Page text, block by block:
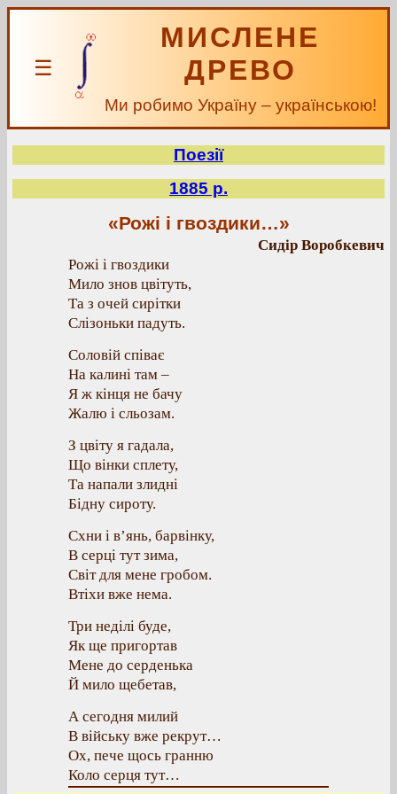
☰
МИСЛЕНЕ
ДРЕВО
Ми робимо Україну – українською!
Поезії
1885 р.
«Рожі і гвоздики…»
Сидір Воробкевич
Рожі і гвоздики
Мило знов цвітуть,
Та з очей сирітки
Слізоньки падуть.
Соловій співає
На калині там –
Я ж кінця не бачу
Жалю і сльозам.
З цвіту я гадала,
Що вінки сплету,
Та напали злидні
Бідну сироту.
Схни і в’янь, барвінку,
В серці тут зима,
Світ для мене гробом.
Втіхи вже нема.
Три неділі буде,
Як ще пригортав
Мене до серденька
Й мило щебетав,
А сегодня милий
В війську вже рекрут…
Ох, пече щось гранню
Коло серця тут…